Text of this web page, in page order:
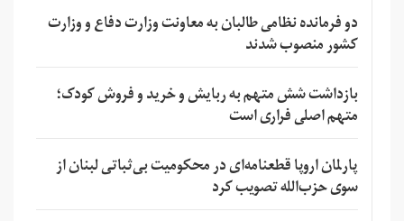
دو فرمانده نظامی طالبان به معاونت وزارت دفاع و وزارت
کشور منصوب شدند
بازداشت شش متهم به ربایش و خرید و فروش کودک؛
متهم اصلی فراری است
پارلمان اروپا قطعنامه‌ای در محکومیت بی‌ثباتی لبنان از
سوی حزب‌الله تصویب کرد